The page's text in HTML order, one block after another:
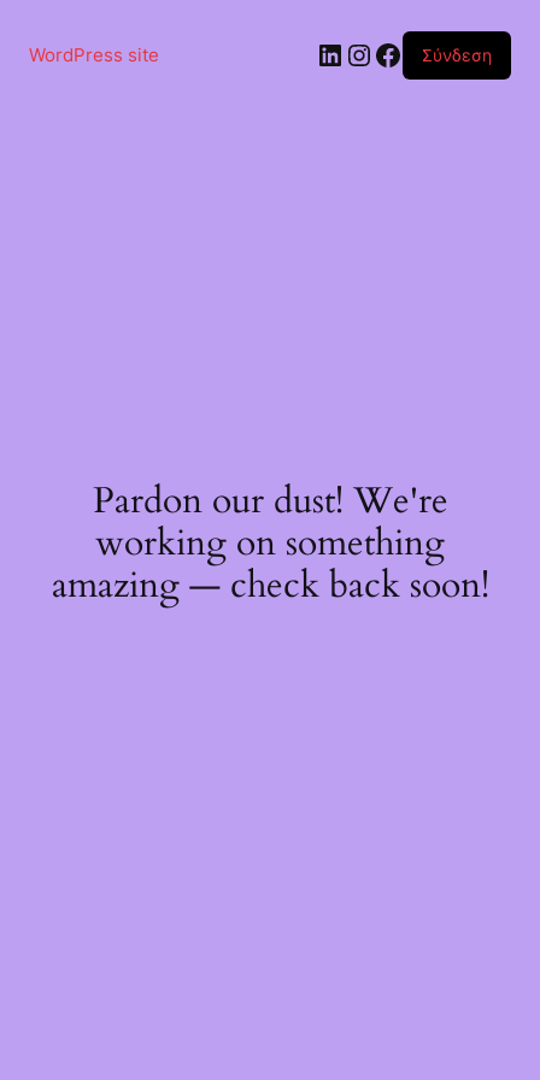
περιεχόμενο
WordPress site Linkedin
Instagram
Facebook
Σύνδεση
Pardon our dust! We're
working on something
amazing — check back soon!